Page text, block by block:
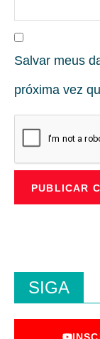
Salvar meus
próxima vez
SIGA